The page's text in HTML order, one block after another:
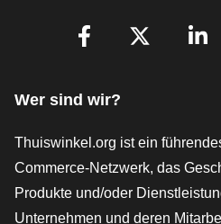
[_General:SocialMediaTitle]
Wer sind wir?
Thuiswinkel.org ist ein
Commerce-Netzwerk, das
Produkte und/oder
Unternehmen und deren